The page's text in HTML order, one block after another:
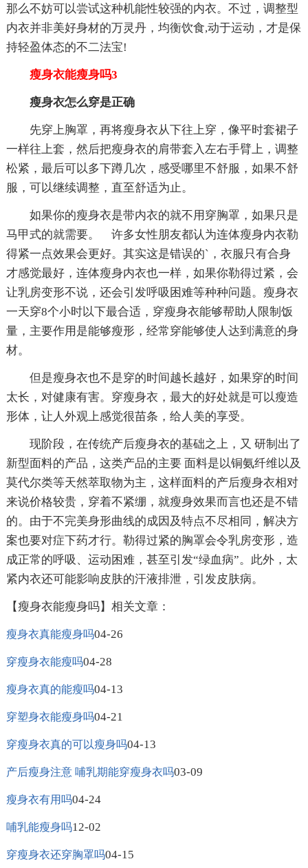
那么不妨可以尝试这种机能性较强的内衣。不过，调整型
内衣并非美好身材的万灵丹，均衡饮食,动于运动，才是保
持轻盈体态的不二法宝!
瘦身衣能瘦身吗3
瘦身衣怎么穿是正确
先穿上胸罩，再将瘦身衣从下往上穿，像平时套裙子
一样往上套，然后把瘦身衣的肩带套入左右手臂上，调整
松紧，最后可以多下蹲几次，感受哪里不舒服，如果不舒
服，可以继续调整，直至舒适为止。
如果你的瘦身衣是带内衣的就不用穿胸罩，如果只是
马甲式的就需要。 许多女性朋友都认为连体瘦身内衣勒
得紧一点效果会更好。其实这是错误的`，衣服只有合身
才感觉最好，连体瘦身内衣也一样，如果你勒得过紧，会
让乳房变形不说，还会引发呼吸困难等种种问题。瘦身衣
一天穿8个小时以下最合适，穿瘦身衣能够帮助人限制饭
量，主要作用是能够瘦形，经常穿能够使人达到满意的身
材。
但是瘦身衣也不是穿的时间越长越好，如果穿的时间
太长，对健康有害。穿瘦身衣，最大的好处就是可以瘦造
形体，让人外观上感觉很苗条，给人美的享受。
现阶段，在传统产后瘦身衣的基础之上，又 研制出了
新型面料的产品，这类产品的主要 面料是以铜氨纤维以及
莫代尔类等天然萃取物为主，这样面料的产后瘦身衣相对
来说价格较贵，穿着不紧绷，就瘦身效果而言也还是不错
的。由于不完美身形曲线的成因及特点不尽相同，解决方
案也要对症下药才行。勒得过紧的胸罩会令乳房变形，造
成正常的呼吸、运动困难，甚至引发“绿血病”。此外，太
紧内衣还可能影响皮肤的汗液排泄，引发皮肤病。
【瘦身衣能瘦身吗】相关文章：
瘦身衣真能瘦身吗04-26
穿瘦身衣能瘦吗04-28
瘦身衣真的能瘦吗04-13
穿塑身衣能瘦身吗04-21
穿瘦身衣真的可以瘦身吗04-13
产后瘦身注意 哺乳期能穿瘦身衣吗03-09
瘦身衣有用吗04-24
哺乳能瘦身吗12-02
穿瘦身衣还穿胸罩吗04-15